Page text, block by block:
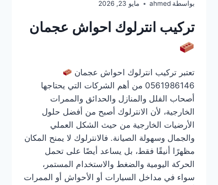
بواسطة ahmed مايو 23, 2026
تركيب انترلوك احواش عجمان
تعتبر تركيب انترلوك احواش عجمان
0561986146 من أهم الشركات التي يحتاجها
أصحاب الفلل والمنازل والحدائق والممرات
الخارجية، لأن الانترلوك أصبح من أفضل حلول
الأرضيات الخارجية من حيث الشكل العملي
والجمال وسهولة الصيانة. فالانترلوك لا يمنح المكان
مظهرًا أنيقًا فقط، بل يساعد أيضًا على تحمل
الحركة اليومية والضغط والاستخدام المستمر،
سواء في مداخل السيارات أو الأحواش أو الممرات